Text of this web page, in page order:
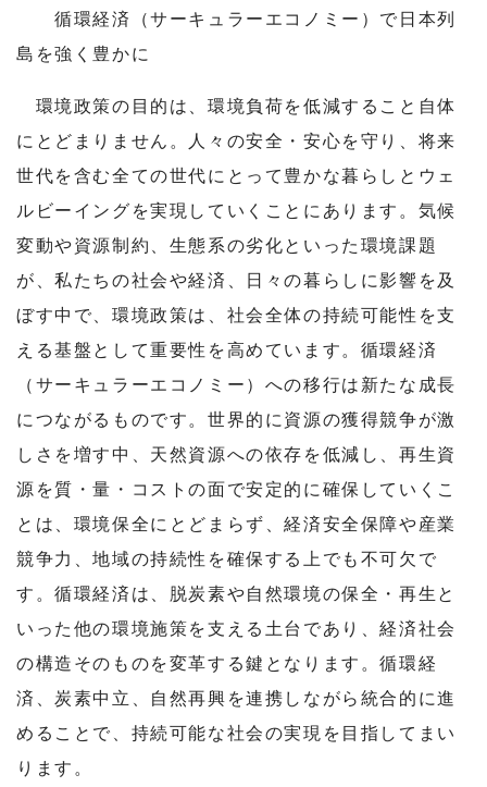
循環経済（サーキュラーエコノミー）で日本列
島を強く豊かに
環境政策の目的は、環境負荷を低減すること自体
にとどまりません。人々の安全・安心を守り、将来
世代を含む全ての世代にとって豊かな暮らしとウェ
ルビーイングを実現していくことにあります。気候
変動や資源制約、生態系の劣化といった環境課題
が、私たちの社会や経済、日々の暮らしに影響を及
ぼす中で、環境政策は、社会全体の持続可能性を支
える基盤として重要性を高めています。循環経済
（サーキュラーエコノミー）への移行は新たな成長
につながるものです。世界的に資源の獲得競争が激
しさを増す中、天然資源への依存を低減し、再生資
源を質・量・コストの面で安定的に確保していくこ
とは、環境保全にとどまらず、経済安全保障や産業
競争力、地域の持続性を確保する上でも不可欠で
す。循環経済は、脱炭素や自然環境の保全・再生と
いった他の環境施策を支える土台であり、経済社会
の構造そのものを変革する鍵となります。循環経
済、炭素中立、自然再興を連携しながら統合的に進
めることで、持続可能な社会の実現を目指してまい
ります。